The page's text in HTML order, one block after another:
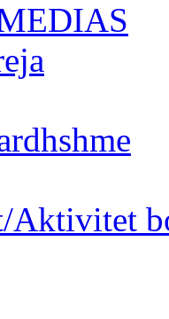
Aktivitet